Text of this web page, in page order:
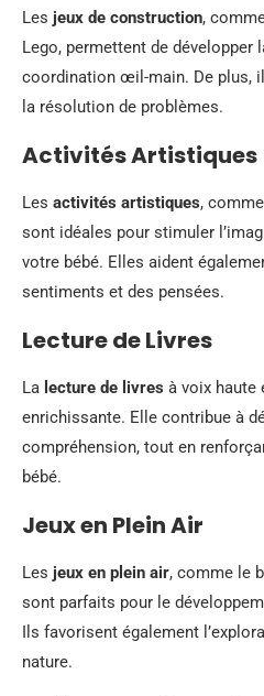
Les jeux de construction,
Lego, permettent de
coordination œil-main. De plus,
la résolution de problèmes.
Activités Artistiques
Les activités artistiques,
sont idéales pour stimuler
votre bébé. Elles aident
sentiments et des pensées.
Lecture de Livres
La lecture de livres à voix haute
enrichissante. Elle contribue à
compréhension, tout en
bébé.
Jeux en Plein Air
Les jeux en plein air, comme le
sont parfaits pour le
Ils favorisent également
nature.